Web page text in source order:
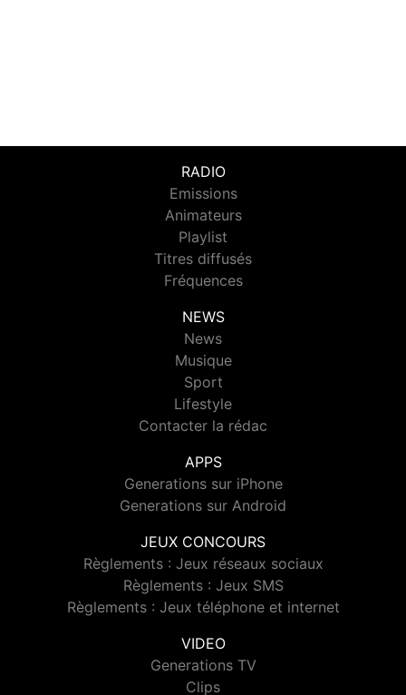
RADIO
Emissions
Animateurs
Playlist
Titres diffusés
Fréquences
NEWS
News
Musique
Sport
Lifestyle
Contacter la rédac
APPS
Generations sur iPhone
Generations sur Android
JEUX CONCOURS
Règlements : Jeux réseaux sociaux
Règlements : Jeux SMS
Règlements : Jeux téléphone et internet
VIDEO
Generations TV
Clips